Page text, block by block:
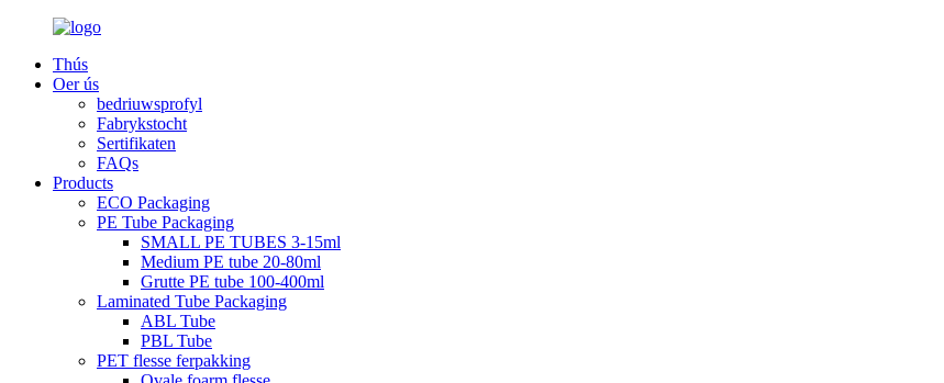
Thús
Oer ús
bedriuwsprofyl
Fabrykstocht
Sertifikaten
FAQs
Products
ECO Packaging
PE Tube Packaging
SMALL PE TUBES 3-15ml
Medium PE tube 20-80ml
Grutte PE tube 100-400ml
Laminated Tube Packaging
ABL Tube
PBL Tube
PET flesse ferpakking